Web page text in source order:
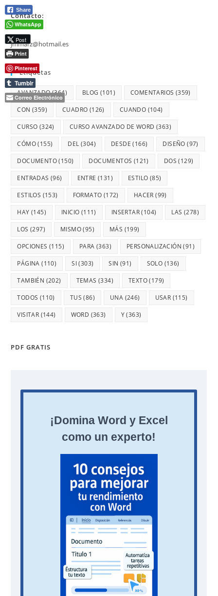
Contacto:
jmmarz@hotmail.es
Etiquetas
AVANZADO(364) BLOG (101) COMENTARIOS (359)
CON (359) CUADRO (126) CUANDO (104)
CURSO (324) CURSO AVANZADO DE WORD (363)
CÓMO(155) DEL (304) DESDE (166) DISEÑO (97)
DOCUMENTO(150) DOCUMENTOS (121) DOS (129)
ENTRADAS (96) ENTRE (131) ESTILO (85)
ESTILOS (153) FORMATO (172) HACER (99)
HAY (145) INICIO (111) INSERTAR(104) LAS (278)
LOS (297) MISMO(95) MÁS (199)
OPCIONES (115) PARA (363) PERSONALIZACIÓN (91)
PÁGINA (110) SI(303) SIN (91) SOLO (136)
TAMBIÉN (202) TEMAS (334) TEXTO(179)
TODOS (110) TUS (86) UNA (246) USAR (115)
VISITAR (144) WORD (363) Y(363)
PDF GRATIS
Share
WhatsApp
Post
Print
Pinterest
Tumblr
Correo Electrónico